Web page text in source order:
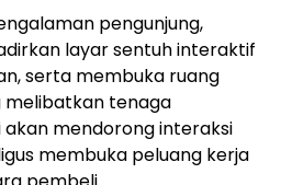
pengunjung,
layar sentuh interaktif
serta membuka ruang
melibatkan tenaga
akan mendorong interaksi
membuka peluang kerja